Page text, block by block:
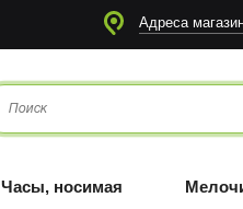
Адреса
Часы, носимая